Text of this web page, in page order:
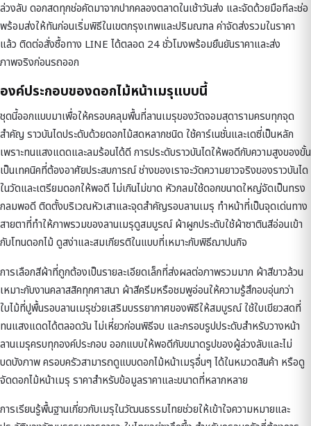
ล่วงลับ ดอกสดทุกช่อคัดมาจากปากคลองตลาดในเช้าวันส่ง และจัดด้วยมือทีละช่อ
พร้อมส่งให้ทันก่อนเริ่มพิธีในเขตกรุงเทพและปริมณฑล ค่าจัดส่งรวมในราคา
แล้ว ติดต่อสั่งซื้อทาง LINE ได้ตลอด 24 ชั่วโมงพร้อมยืนยันราคาและส่ง
ภาพจริงก่อนรถออก
องค์ประกอบของดอกไม้หน้าเมรุแบบนี้
ชุดนี้ออกแบบมาเพื่อให้ครอบคลุมพื้นที่ลานเมรุของวัดจอมสุดารามครบทุกจุด
สำคัญ ราวบันไดประดับด้วยดอกไม้สดหลากชนิด ใช้คาร์เนชั่นและเดซี่เป็นหลัก
เพราะทนแสงแดดและลมร้อนได้ดี การประดับราวบันไดให้พอดีกับความสูงของขั้น
เป็นเทคนิคที่ต้องอาศัยประสบการณ์ ช่างของเราจะวัดความยาวจริงของราวบันได
ในวัดและเตรียมดอกให้พอดี ไม่เกินไม่ขาด หัวกลมใช้ดอกขนาดใหญ่จัดเป็นทรง
กลมพอดี ติดตั้งบริเวณหัวเสาและจุดสำคัญรอบลานเมรุ ทำหน้าที่เป็นจุดเด่นทาง
สายตาที่ทำให้ภาพรวมของลานเมรุดูสมบูรณ์ ผ้าผูกประดับใช้ผ้าซาตินสีอ่อนเข้า
กับโทนดอกไม้ ดูสง่าและสมเกียรติในแบบที่เหมาะกับพิธีฌาปนกิจ
การเลือกสีผ้าที่ถูกต้องเป็นรายละเอียดเล็กที่ส่งผลต่อภาพรวมมาก ผ้าสีขาวล้วน
เหมาะกับงานคลาสสิคทุกศาสนา ผ้าสีครีมหรือชมพูอ่อนให้ความรู้สึกอบอุ่นกว่า
ใบไม้ที่ปูพื้นรอบลานเมรุช่วยเสริมบรรยากาศของพิธีให้สมบูรณ์ ใช้ใบเขียวสดที่
ทนแสงแดดได้ตลอดวัน ไม่เหี่ยวก่อนพิธีจบ และกรอบรูปประดับสำหรับวางหน้า
ลานเมรุครบทุกองค์ประกอบ ออกแบบให้พอดีกับขนาดรูปของผู้ล่วงลับและไม่
บดบังภาพ ครอบครัวสามารถดูแบบดอกไม้หน้าเมรุอื่นๆ ได้ในหมวดสินค้า หรือดู
จัดดอกไม้หน้าเมรุ ราคาสำหรับข้อมูลราคาและขนาดที่หลากหลาย
การเรียนรู้พื้นฐานเกี่ยวกับเมรุในวัฒนธรรมไทยช่วยให้เข้าใจความหมายและ